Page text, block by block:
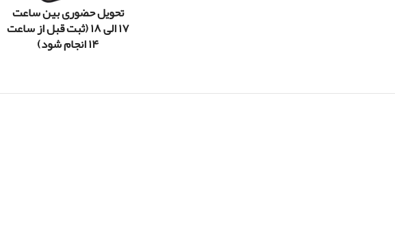
تحویل حضوری بین ساعت
۱۷ الی ۱۸ (ثبت قبل از ساعت
۱۴ انجام شود)